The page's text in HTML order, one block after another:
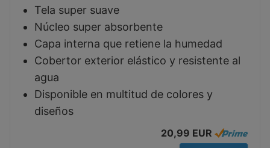
Tela super suave
Núcleo super absorbente
Capa interna que retiene la humedad
Cobertor exterior elástico y resistente al
agua
Disponible en multitud de colores y
diseños
20,99 EUR